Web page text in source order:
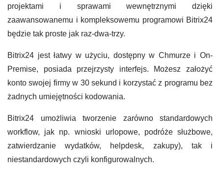
projektami i sprawami wewnętrznymi dzięki
zaawansowanemu i kompleksowemu programowi Bitrix24
będzie tak proste jak raz-dwa-trzy.
Bitrix24 jest łatwy w użyciu, dostępny w Chmurze i On-
Premise, posiada przejrzysty interfejs. Możesz założyć
konto swojej firmy w 30 sekund i korzystać z programu bez
żadnych umiejętności kodowania.
Bitrix24 umożliwia tworzenie zarówno standardowych
workflow, jak np. wnioski urlopowe, podróże służbowe,
zatwierdzanie wydatków, helpdesk, zakupy), tak i
niestandardowych czyli konfigurowalnych.